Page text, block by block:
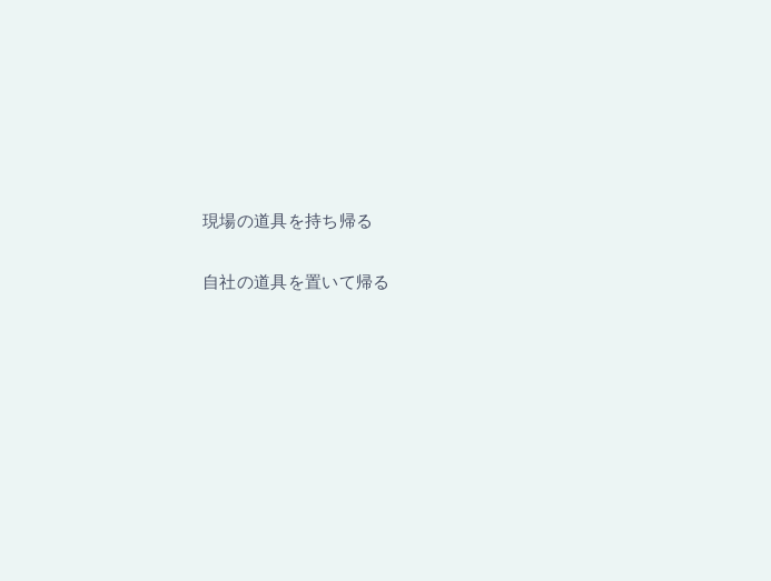
現場の道具を持ち帰る
自社の道具を置いて帰る